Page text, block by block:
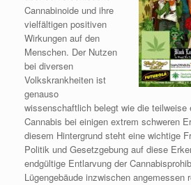
Cannabinoide und ihre
vielfältigen positiven
Wirkungen auf den
Menschen. Der Nutzen
bei diversen
Volkskrankheiten ist
genauso
wissenschaftlich belegt wie die teilweise
Cannabis bei einigen extrem schweren
diesem Hintergrund steht eine wichtige
Politik und Gesetzgebung auf diese
endgültige Entlarvung der
Lügengebäude inzwischen angemessen